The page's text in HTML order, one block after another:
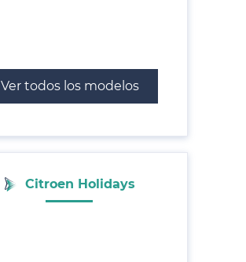
Ver todos los modelos
Citroen Holidays